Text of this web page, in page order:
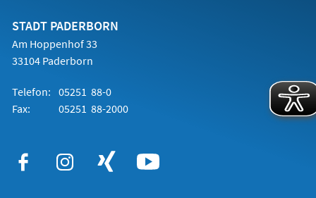
STADT PADERBORN
Am Hoppenhof 33
33104 Paderborn
Telefon: 05251 88-0
Fax:
05251 88-2000